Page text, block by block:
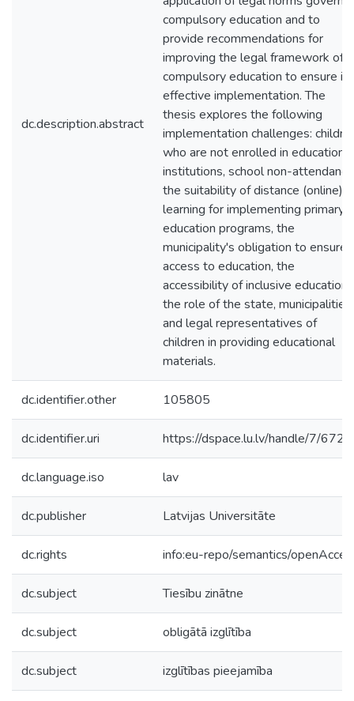
dc.description.abstract
compulsory education and to
provide recommendations for
improving the legal framework of
compulsory education to ensure its
effective implementation. The
thesis explores the following
implementation challenges:
who are not enrolled in educational
institutions, school non-
the suitability of distance (online)
learning for implementing primary
education programs, the
municipality's obligation to ensure
access to education, the
accessibility of inclusive education,
the role of the state, municipalities,
and legal representatives of
children in providing educational
materials.
dc.identifier.other 105805
dc.identifier.uri https://dspace.lu.lv/handle/7/
dc.language.iso lav
dc.publisher Latvijas Universitāte
dc.rights info:eu-repo/semantics/
dc.subject Tiesību zinātne
dc.subject obligātā izglītība
dc.subject izglītības pieejamība